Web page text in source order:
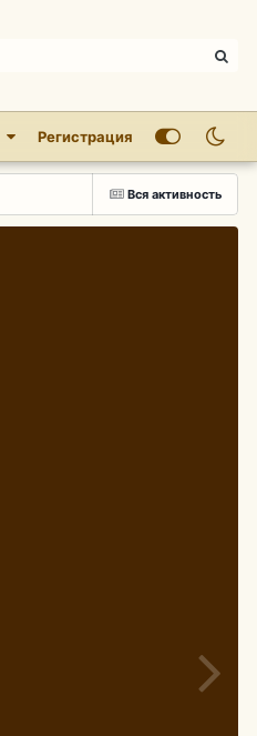
Регистрация
Вся активность